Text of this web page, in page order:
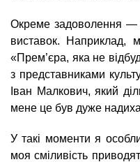
Окреме задоволення —
виставок. Наприклад,
«Прем’єра, яка не
з представниками
Іван Малкович, який
мене це був дуже
У такі моменти я
моя сміливість